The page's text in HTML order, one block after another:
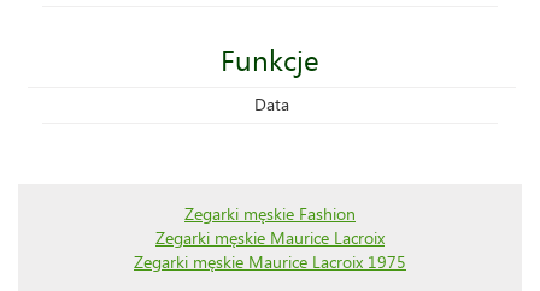
Funkcje
Data
Zegarki męskie Fashion
Zegarki męskie Maurice Lacroix
Zegarki męskie Maurice Lacroix 1975